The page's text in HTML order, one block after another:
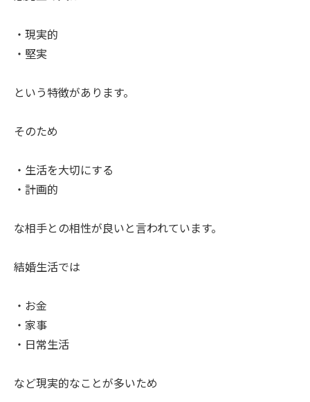
・現実的
・堅実
という特徴があります。
そのため
・生活を大切にする
・計画的
な相手との相性が良いと言われています。
結婚生活では
・お金
・家事
・日常生活
など現実的なことが多いため